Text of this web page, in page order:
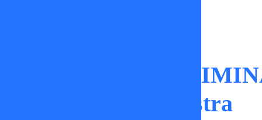
INDIGNADA Y
peleada con la maestra